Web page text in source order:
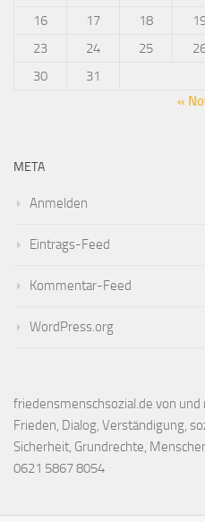
16
17 18
23
24 25
30
31
«
META
Anmelden
Eintrags-Feed
Kommentar-Feed
WordPress.org
friedensmenschsozial.de von
Frieden, Dialog, Verständigung,
Sicherheit, Grundrechte,
0621 5867 8054